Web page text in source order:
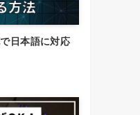
日本語に対応